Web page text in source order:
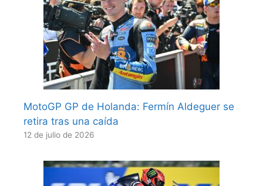
MotoGP GP de Holanda: Fermín Aldeguer se
retira tras una caída
12 de julio de 2026